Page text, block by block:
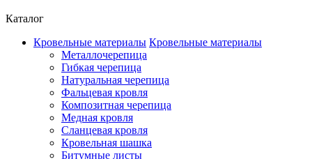
Каталог
Кровельные материалы Кровельные материалы
Металлочерепица
Гибкая черепица
Натуральная черепица
Фальцевая кровля
Композитная черепица
Медная кровля
Сланцевая кровля
Кровельная шашка
Битумные листы